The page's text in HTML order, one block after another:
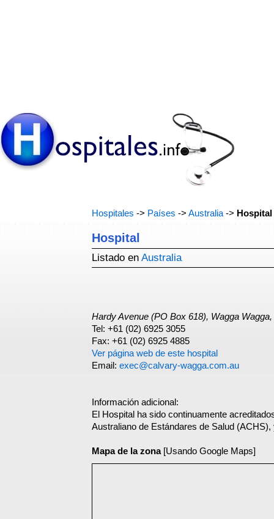
Hospitales -> Países -> Australia -> Hospital
Hospital
Listado en Australia
Hardy Avenue (PO Box 618), Wagga
Tel: +61 (02) 6925 3055
Fax: +61 (02) 6925 4885
Ver página web de este hospital
Email: exec@calvary-wagga.com.au
Información adicional:
El Hospital ha sido continuamente
Australiano de Estándares de Salud
Mapa de la zona[Usando Google Maps]